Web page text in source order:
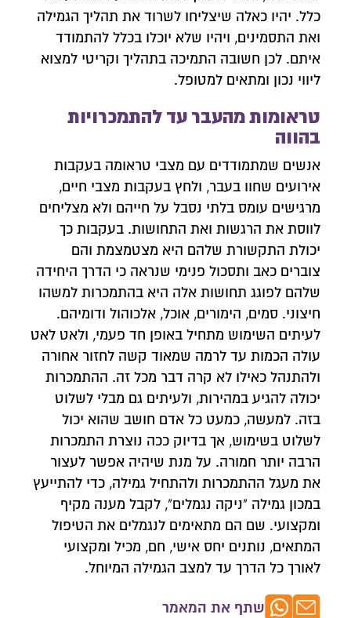
צרו איתנו קשר
השאירו פרטים ונחזור אליכם לשיחת יעוץ אנונימית
כלל. יהיו כאלה שיצליחו לשרוד את תהליך הגמילה
ואת התסמינים, ויהיו שלא יוכלו בכלל להתמודד
איתם. לכן חשובה התמיכה בתהליך וקריטי למצוא
ליווי נכון ומתאים למטופל.
טראומות מהעבר עד להתמכרויות
בהווה
אנשים שמתמודדים עם מצבי טראומה בעקבות
אירועים שחוו בעבר, ולחץ בעקבות מצבי חיים,
מרגישים עומס בלתי נסבל על חייהם ולא מצליחים
לווסת את הרגשות ואת התחושות. בעקבות כך
יכולת התקשורת שלהם היא מצטמצמת והם
צוברים כאב ותסכול פנימי שנראה כי הדרך היחידה
שלהם לפוגג תחושות אלה היא בהתמכרות למשהו
חיצוני. סמים, הימורים, אוכל, אלכוהול ודומיהם.
לעיתים השימוש מתחיל באופן חד פעמי, ולאט לאט
עולה הכמות עד לרמה שמאוד קשה לחזור אחורה
ולהתנהל כאילו לא קרה דבר מכל זה. ההתמכרות
יכולה להגיע במהירות, ולעיתים גם מבלי לשלוט
בזה. למעשה, כמעט כל אדם חושב שהוא יכול
לשלוט בשימוש, אך בדיוק ככה נוצרת התמכרות
הרבה יותר חמורה. על מנת שיהיה אפשר לעצור
את מעגל ההתמכרות ולהתחיל גמילה, כדי להתייעץ
במכון גמילה "ניקה נגמלים", לקבל מענה מקיף
ומקצועי. שם הם מתאימים לנגמלים את הטיפול
המתאים, נותנים יחס אישי, חם, מכיל ומקצועי
לאורך כל הדרך עד למצב הגמילה המיוחל.
שתף את המאמר